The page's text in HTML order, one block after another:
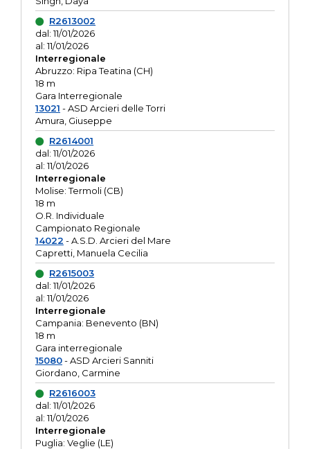
R2613002
dal: 11/01/2026
al: 11/01/2026
Interregionale
Abruzzo: Ripa Teatina (CH)
18 m
Gara Interregionale
13021 - ASD Arcieri delle Torri
Amura, Giuseppe
R2614001
dal: 11/01/2026
al: 11/01/2026
Interregionale
Molise: Termoli (CB)
18 m
O.R. Individuale
Campionato Regionale
14022 - A.S.D. Arcieri del Mare
Capretti, Manuela Cecilia
R2615003
dal: 11/01/2026
al: 11/01/2026
Interregionale
Campania: Benevento (BN)
18 m
Gara interregionale
15080- ASD Arcieri Sanniti
Giordano, Carmine
R2616003
dal: 11/01/2026
al: 11/01/2026
Interregionale
Puglia: Veglie (LE)